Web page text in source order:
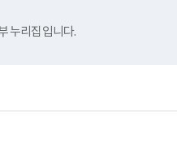
누리집입니다.
검